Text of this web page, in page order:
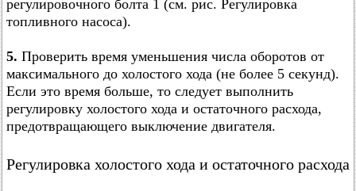
регулировочного болта 1 (см. рис. Регулировка
топливного насоса).
5. Проверить время уменьшения числа оборотов от
максимального до холостого хода (не более 5 секунд).
Если это время больше, то следует выполнить
регулировку холостого хода и остаточного расхода,
предотвращающего выключение двигателя.
Регулировка холостого хода и остаточного расхода